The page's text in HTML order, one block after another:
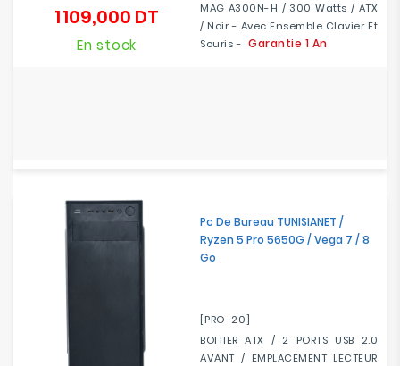
MAG A300N-H / 300 Watts / ATX
/ Noir - Avec Ensemble Clavier Et
Souris - Garantie 1 An
1 109,000 DT
En stock
Pc De Bureau TUNISIANET /
Ryzen 5 Pro 5650G / Vega 7 / 8
Go
[PRO-20]
BOITIER ATX / 2 PORTS USB 2.0
AVANT / EMPLACEMENT LECTEUR